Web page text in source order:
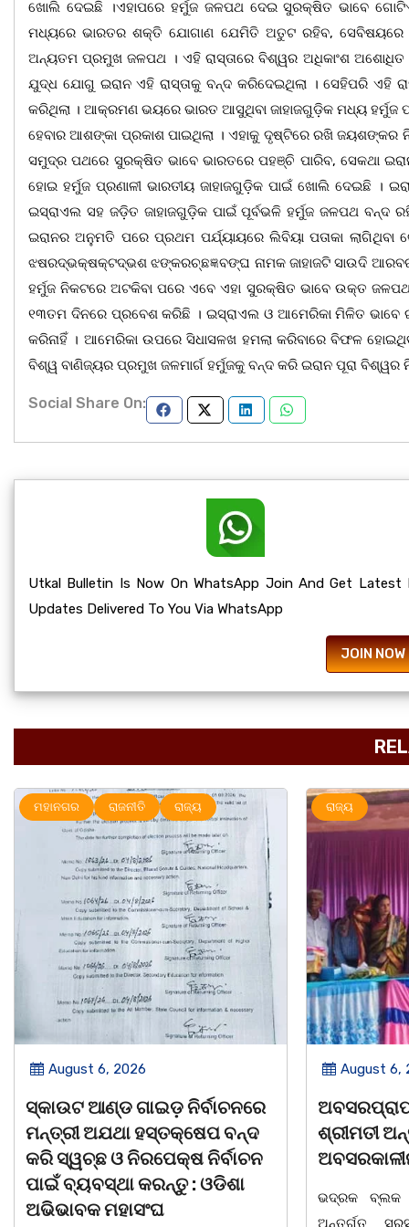
ଖୋଲି ଦେଇଛି ।ଏହାପରେ ହର୍ମୁଜ ଜଳପଥ ଦେଇ ସୁରକ୍ଷିତ ଭାବେ
ମଧ୍ୟରେ ଭାରତର ଶକ୍ତି ଯୋଗାଣ ଯେମିତି ଅତୁଟ ରହିବ, ସେବିଷୟରେ
ଅନ୍ୟତମ ପ୍ରମୁଖ ଜଳପଥ । ଏହି ରାସ୍ତାରେ ବିଶ୍ୱର ଅଧିକାଂଶ
ଯୁଦ୍ଧ ଯୋଗୁ ଇରାନ ଏହି ରାସ୍ତାକୁ ବନ୍ଦ କରିଦେଇଥିଲା । ସେହିପରି ଏହି
କରିଥିଲା । ଆକ୍ରମଣ ଭୟରେ ଭାରତ ଆସୁଥିବା ଜାହାଜଗୁଡ଼ିକ ମଧ୍ୟ
ହେବାର ଆଶଙ୍କା ପ୍ରକାଶ ପାଇଥିଲା । ଏହାକୁ ଦୃଷ୍ଟିରେ ରଖି
ସମୁଦ୍ର ପଥରେ ସୁରକ୍ଷିତ ଭାବେ ଭାରତରେ ପହଞ୍ଚି ପାରିବ, ସେକଥା
ହୋଇ ହର୍ମୁଜ ପ୍ରଣାଳୀ ଭାରତୀୟ ଜାହାଜଗୁଡ଼ିକ ପାଇଁ ଖୋଲି ଦେଇଛି ।
ଇସ୍ରାଏଲ ସହ ଜଡ଼ିତ ଜାହାଜଗୁଡ଼ିକ ପାଇଁ ପୂର୍ବଭଳି ହର୍ମୁଜ ଜଳପଥ
ଇରାନର ଅନୁମତି ପରେ ପ୍ରଥମ ପର୍ଯ୍ୟାୟରେ ଲିବିୟା ପତାକା
ଝଷରଦ୍ଭକ୍ଷକ୍ଟଦ୍ଭଶ ଝଙ୍କରଚ୍ଛଜ୍ଞବଙ୍ଘ ନାମକ ଜାହାଜଟି ସାଉଦି ଆରବର
ହର୍ମୁଜ ନିକଟରେ ଅଟକିବା ପରେ ଏବେ ଏହା ସୁରକ୍ଷିତ ଭାବେ ଉକ୍ତ
୧୩ତମ ଦିନରେ ପ୍ରବେଶ କରିଛି । ଇସ୍ରାଏଲ ଓ ଆମେରିକା ମିଳିତ ଭାବେ
କରିନାହିଁ । ଆମେରିକା ଉପରେ ସିଧାସଳଖ ହମଲା କରିବାରେ ବିଫଳ
ବିଶ୍ୱ ବାଣିଜ୍ୟର ପ୍ରମୁଖ ଜଳମାର୍ଗ ହର୍ମୁଜକୁ ବନ୍ଦ କରି ଇରାନ ପୂରା
Social Share On:
Utkal Bulletin Is Now On WhatsApp Join And Get Latest
Updates Delivered To You Via WhatsApp
JOIN NOW
ରାଜ୍ୟ
August 6, 2026
ଅବସରପ୍ରାପ୍ତ ଶିକ୍ଷୟିତ୍ରୀ
ଶ୍ରୀମତୀ ଅନ୍ନପୂର୍ଣ୍ଣା ମିଶ୍ରଙ୍କ
ଅବସରକାଳୀନ ସମ୍ବର୍ଦ୍ଧନା
ଭଦ୍ରକ ବ୍ଲକ ଜଗଦଳପୁର ଗ୍ରାମପଞ୍ଚାୟତ
ମହାନଗର
August 6,
ପୁନର୍ବାର
କରିବାକୁ